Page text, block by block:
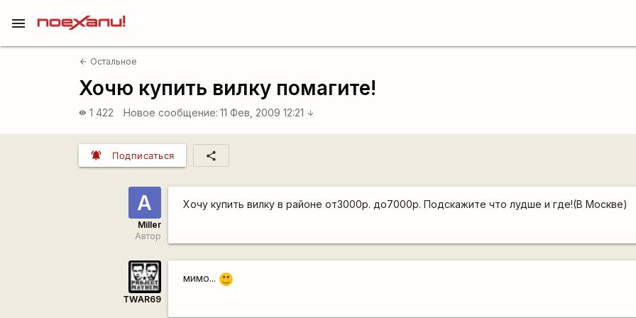
menu
arrow_back Остальное
Хочю купить вилку помагите!
visibility 1 422 Новое сообщение: 11 Фев, 2009 12:21 arrow_downward
notifications_active Подписаться share
А
Miller
Автор
Хочу купить вилку в районе от3000р. до7000р. Подскажите что лудше и где!(В Москве)
TWAR69
мимо... :)